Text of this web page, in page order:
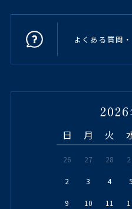
よくある質問
2026
日 月 火
26 27 28
2 3 4 5
9 10 11